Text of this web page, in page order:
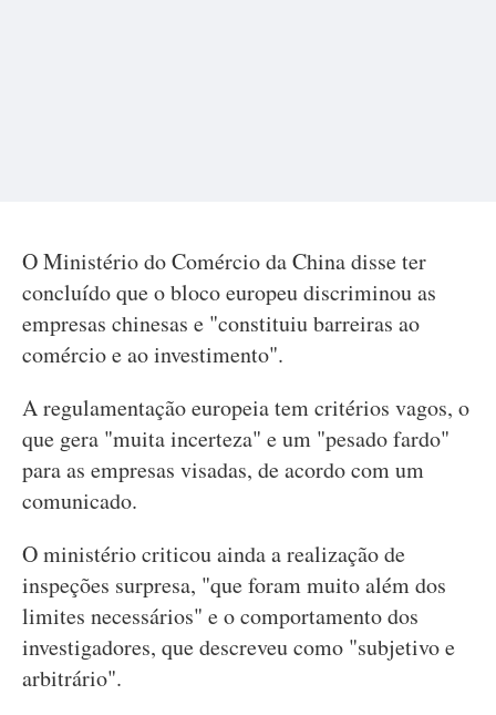
O Ministério do Comércio da China disse ter
concluído que o bloco europeu discriminou as
empresas chinesas e "constituiu barreiras ao
comércio e ao investimento".
A regulamentação europeia tem critérios vagos, o
que gera "muita incerteza" e um "pesado fardo"
para as empresas visadas, de acordo com um
comunicado.
O ministério criticou ainda a realização de
inspeções surpresa, "que foram muito além dos
limites necessários" e o comportamento dos
investigadores, que descreveu como "subjetivo e
arbitrário".